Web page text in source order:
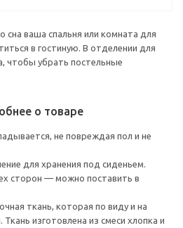
сна ваша спальня или комната для
в гостиную. В отделении для
чтобы убрать постельные
о товаре
не повреждая пол и не
для хранения под сиденьем.
сторон — можно поставить в
ткань, которая по виду и на
изготовлена из смеси хлопка и